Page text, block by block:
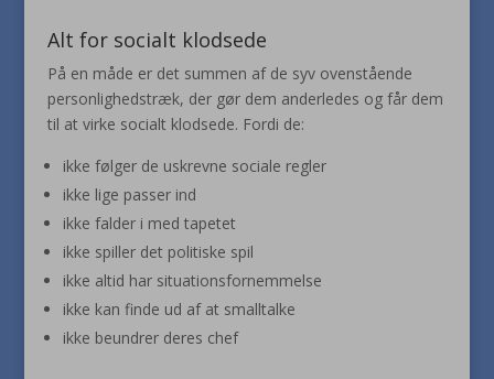
Alt for socialt klodsede
På en måde er det summen af de syv ovenstående
personlighedstræk, der gør dem anderledes og får dem
til at virke socialt klodsede. Fordi de:
ikke følger de uskrevne sociale regler
ikke lige passer ind
ikke falder i med tapetet
ikke spiller det politiske spil
ikke altid har situationsfornemmelse
ikke kan finde ud af at smalltalke
ikke beundrer deres chef